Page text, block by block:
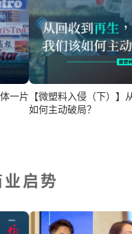
一片 【微塑料入侵（下）
如何主动破局？
启势